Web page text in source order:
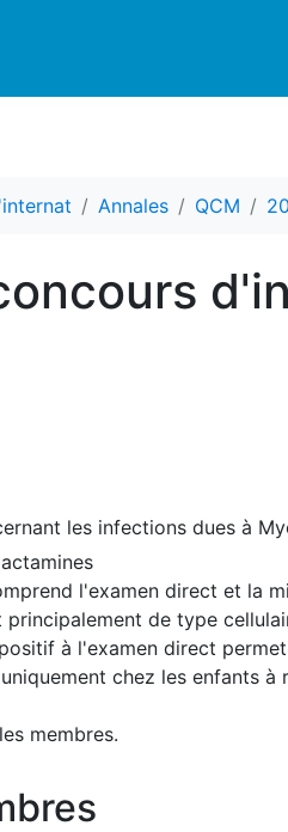
Annales QCM
les infections dues à
l'examen direct et la
de type
à l'examen direct
chez les enfants à
membres.